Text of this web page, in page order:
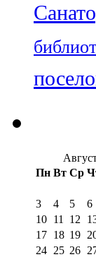
Пн Вт Ср
3
4 5 6
10 11 12
17 18 19
24 25 26